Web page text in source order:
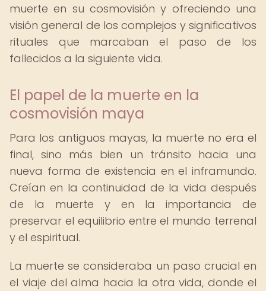
muerte en su cosmovisión y ofreciendo una
visión general de los complejos y significativos
rituales que marcaban el paso de los
fallecidos a la siguiente vida.
El papel de la muerte en la
cosmovisión maya
Para los antiguos mayas, la muerte no era el
final, sino más bien un tránsito hacia una
nueva forma de existencia en el inframundo.
Creían en la continuidad de la vida después
de la muerte y en la importancia de
preservar el equilibrio entre el mundo terrenal
y el espiritual.
La muerte se consideraba un paso crucial en
el viaje del alma hacia la otra vida, donde el